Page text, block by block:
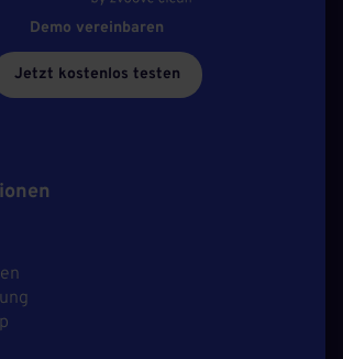
Demo vereinbaren
Jetzt kostenlos testen